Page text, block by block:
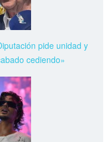
pide unidad y
cediendo»